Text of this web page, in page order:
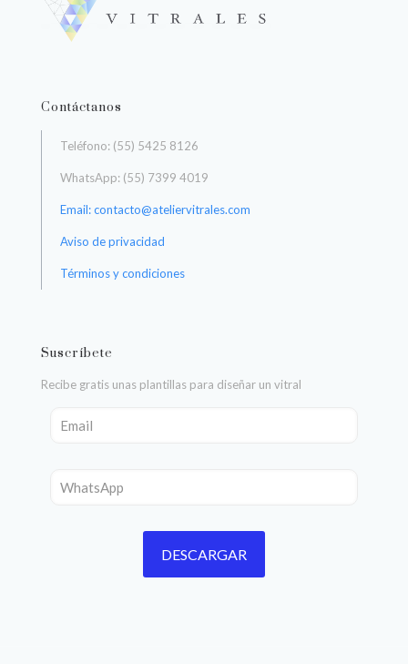
Contáctanos
Teléfono: (55) 5425 8126
WhatsApp: (55) 7399 4019
Email: contacto@ateliervitrales.com
Aviso de privacidad
Términos y condiciones
Suscríbete
Recibe gratis unas plantillas para diseñar un vitral